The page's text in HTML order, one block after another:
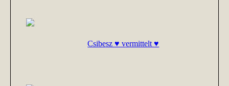
Csibesz ♥ vermittelt ♥